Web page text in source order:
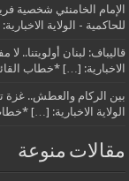
الإمام الخامنئي شخصية
للحاكمية - الولاية
قاليباف: لبنان أولويتنا..
الاخبارية: […] *خطاب
بين الركام والعطش.. غزة
الولاية الاخبارية: […]
مقالات منوعة